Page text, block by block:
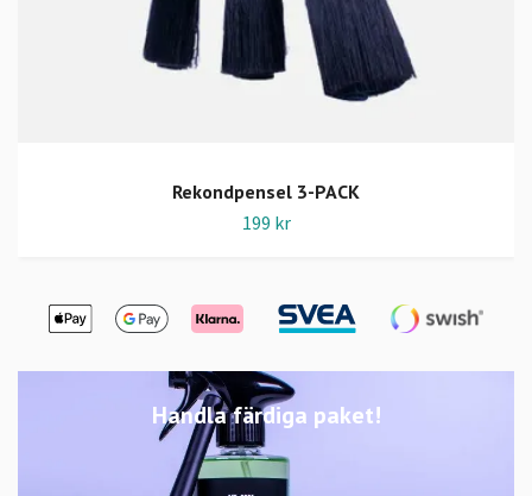
Handla färdiga paket!
Rekondpensel 3-PACK
199 kr